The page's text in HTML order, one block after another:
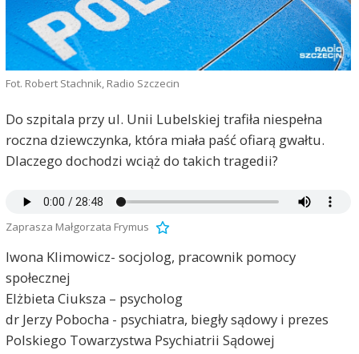
Fot. Robert Stachnik, Radio Szczecin
Do szpitala przy ul. Unii Lubelskiej trafiła niespełna
roczna dziewczynka, która miała paść ofiarą gwałtu.
Dlaczego dochodzi wciąż do takich tragedii?
Zaprasza Małgorzata Frymus
Iwona Klimowicz- socjolog, pracownik pomocy
społecznej
Elżbieta Ciuksza – psycholog
dr Jerzy Pobocha - psychiatra, biegły sądowy i prezes
Polskiego Towarzystwa Psychiatrii Sądowej